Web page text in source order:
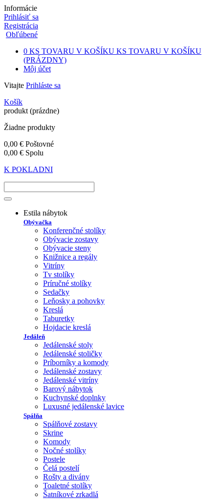
Informácie
Prihlásiť sa
Registrácia
Obľúbené
0 KS TOVARU V KOŠÍKU KS TOVARU V KOŠÍKU
(PRÁZDNY)
Môj účet
Vitajte Prihláste sa
Košík
produkt (prázdne)
Žiadne produkty
0,00 € Poštovné
0,00 € Spolu
K POKLADNI
Estila nábytok
Obývačka
Konferenčné stolíky
Obývacie zostavy
Obývacie steny
Knižnice a regály
Vitríny
Tv stolíky
Príručné stolíky
Sedačky
Leňosky a pohovky
Kreslá
Taburetky
Hojdacie kreslá
Jedáleň
Jedálenské stoly
Jedálenské stoličky
Príborníky a komody
Jedálenské zostavy
Jedálenské vitríny
Barový nábytok
Kuchynské doplnky
Luxusné jedálenské lavice
Spálňa
Spálňové zostavy
Skrine
Komody
Nočné stolíky
Postele
Čelá postelí
Rošty a divány
Toaletné stolíky
Šatníkové zrkadlá